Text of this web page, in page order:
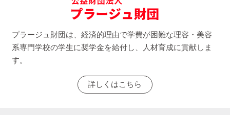
プラージュ財団は、経済的理由で学費が困難な理容・美容
系専門学校の学生に奨学金を給付し、人材育成に貢献しま
す。
詳しくはこちら